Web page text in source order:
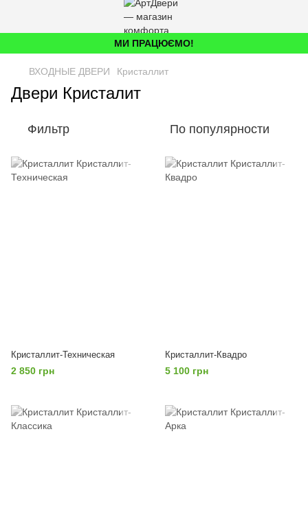
МИ ПРАЦЮЄМО!
ВХОДНЫЕ ДВЕРИ Кристаллит
Двери Кристалит
Фильтр По популярности
Кристаллит-Техническая
2 850 грн
Кристаллит-Квадро
5 100 грн